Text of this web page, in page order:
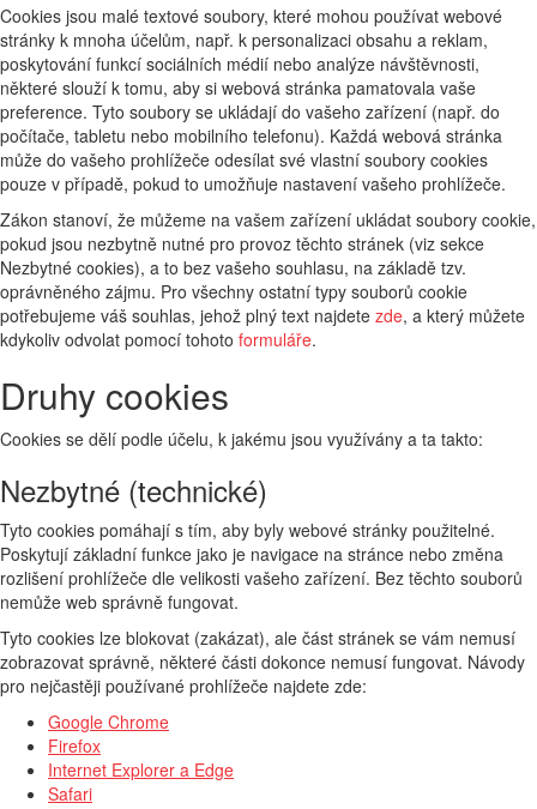
Cookies jsou malé textové soubory, které mohou používat webové
stránky k mnoha účelům, např. k personalizaci obsahu a reklam,
poskytování funkcí sociálních médií nebo analýze návštěvnosti,
některé slouží k tomu, aby si webová stránka pamatovala vaše
preference. Tyto soubory se ukládají do vašeho zařízení (např. do
počítače, tabletu nebo mobilního telefonu). Každá webová stránka
může do vašeho prohlížeče odesílat své vlastní soubory cookies
pouze v případě, pokud to umožňuje nastavení vašeho prohlížeče.
Zákon stanoví, že můžeme na vašem zařízení ukládat soubory cookie,
pokud jsou nezbytně nutné pro provoz těchto stránek (viz sekce
Nezbytné cookies), a to bez vašeho souhlasu, na základě tzv.
oprávněného zájmu. Pro všechny ostatní typy souborů cookie
potřebujeme váš souhlas, jehož plný text najdete zde, a který můžete
kdykoliv odvolat pomocí tohoto formuláře.
Druhy cookies
Cookies se dělí podle účelu, k jakému jsou využívány a ta takto:
Nezbytné (technické)
Tyto cookies pomáhají s tím, aby byly webové stránky použitelné.
Poskytují základní funkce jako je navigace na stránce nebo změna
rozlišení prohlížeče dle velikosti vašeho zařízení. Bez těchto souborů
nemůže web správně fungovat.
Tyto cookies lze blokovat (zakázat), ale část stránek se vám nemusí
zobrazovat správně, některé části dokonce nemusí fungovat. Návody
pro nejčastěji používané prohlížeče najdete zde:
Google Chrome
Firefox
Internet Explorer a Edge
Safari